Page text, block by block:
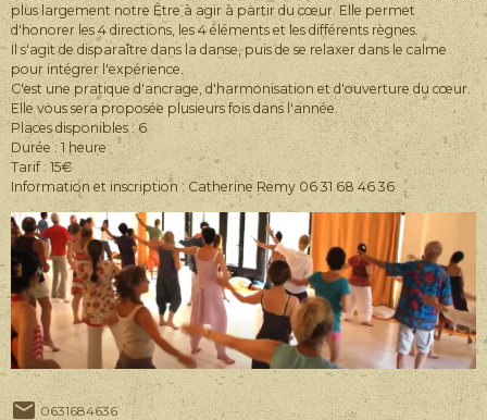
plus largement notre Être à agir à partir du cœur. Elle permet
d'honorer les 4 directions, les 4 éléments et les différents règnes.
Il s'agit de disparaître dans la danse, puis de se relaxer dans le calme
pour intégrer l'expérience.
C'est une pratique d'ancrage, d'harmonisation et d'ouverture du cœur.
Elle vous sera proposée plusieurs fois dans l'année.
Places disponibles : 6
Durée : 1 heure
Tarif : 15€
Information et inscription : Catherine Remy 06 31 68 46 36
0631684636